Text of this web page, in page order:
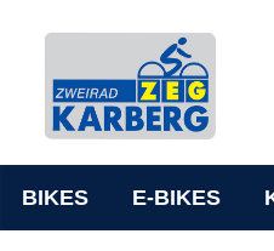
BIKES E-BIKES